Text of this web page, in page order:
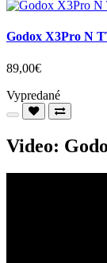
Godox X3Pro N
89,00€
Vypredané
Video: